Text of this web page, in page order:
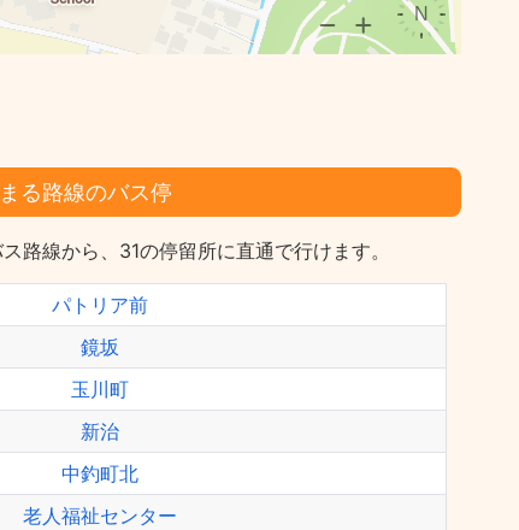
る路線のバス停
路線から、31の停留所に直通で行けます。
パトリア前
鏡坂
玉川町
新治
中釣町北
老人福祉センター